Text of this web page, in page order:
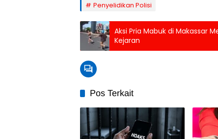
Penyelidikan Polisi
Aksi Pria Mabuk di Makassar
Kejaran
Pos Terkait